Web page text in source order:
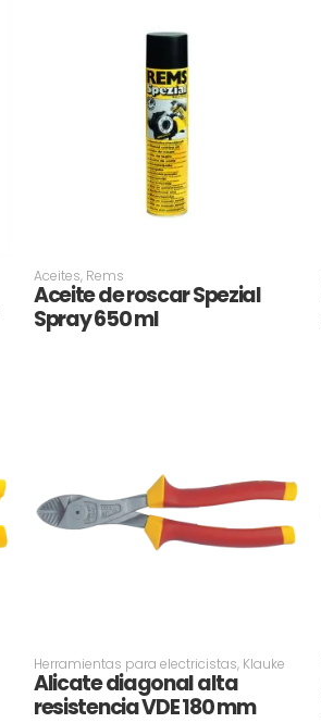
Aceites, Rems
Aceite de roscar Spezial
Spray 650 ml
Herramientas para electricistas, Klauke
Alicate diagonal alta
resistencia VDE 180 mm